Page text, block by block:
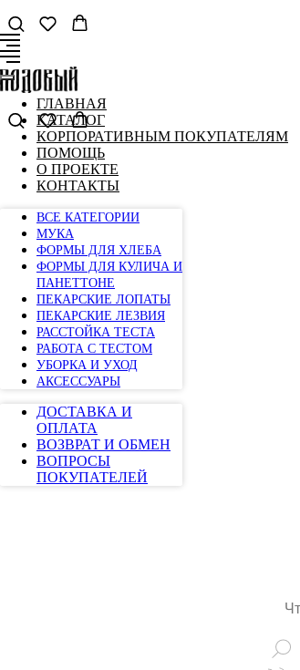
ГЛАВНАЯ
КАТАЛОГ
КОРПОРАТИВНЫМ ПОКУПАТЕЛЯМ
ПОМОЩЬ
О ПРОЕКТЕ
КОНТАКТЫ
ВСЕ КАТЕГОРИИ
МУКА
ФОРМЫ ДЛЯ ХЛЕБА
ФОРМЫ ДЛЯ КУЛИЧА И
ПАНЕТТОНЕ
ПЕКАРСКИЕ ЛОПАТЫ
ПЕКАРСКИЕ ЛЕЗВИЯ
РАССТОЙКА ТЕСТА
РАБОТА С ТЕСТОМ
УБОРКА И УХОД
АКСЕССУАРЫ
ДОСТАВКА И
ОПЛАТА
ВОЗВРАТ И ОБМЕН
ВОПРОСЫ
ПОКУПАТЕЛЕЙ